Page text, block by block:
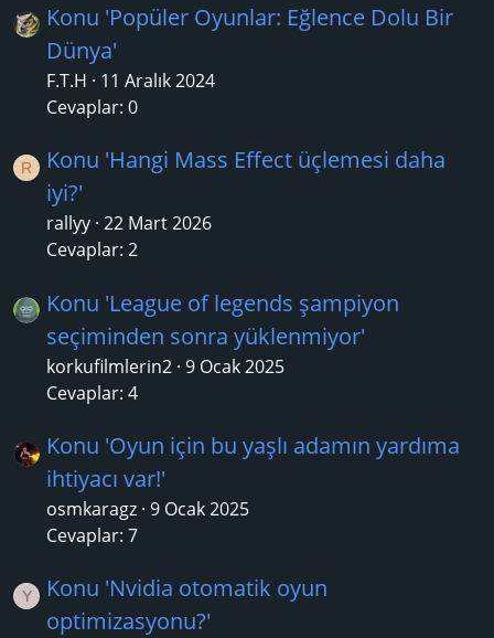
Konu 'Popüler Oyunlar: Eğlence Dolu Bir
Dünya'
F.T.H
11 Aralık 2024
Cevaplar: 0
R
Konu 'Hangi Mass Effect üçlemesi daha
iyi?'
rallyy 22 Mart 2026
Cevaplar: 2
Konu 'League of legends şampiyon
seçiminden sonra yüklenmiyor'
korkufilmlerin2 9 Ocak 2025
Cevaplar: 4
Konu 'Oyun için bu yaşlı adamın yardıma
ihtiyacı var!'
osmkaragz 9 Ocak 2025
Cevaplar: 7
Y
Konu 'Nvidia otomatik oyun
optimizasyonu?'